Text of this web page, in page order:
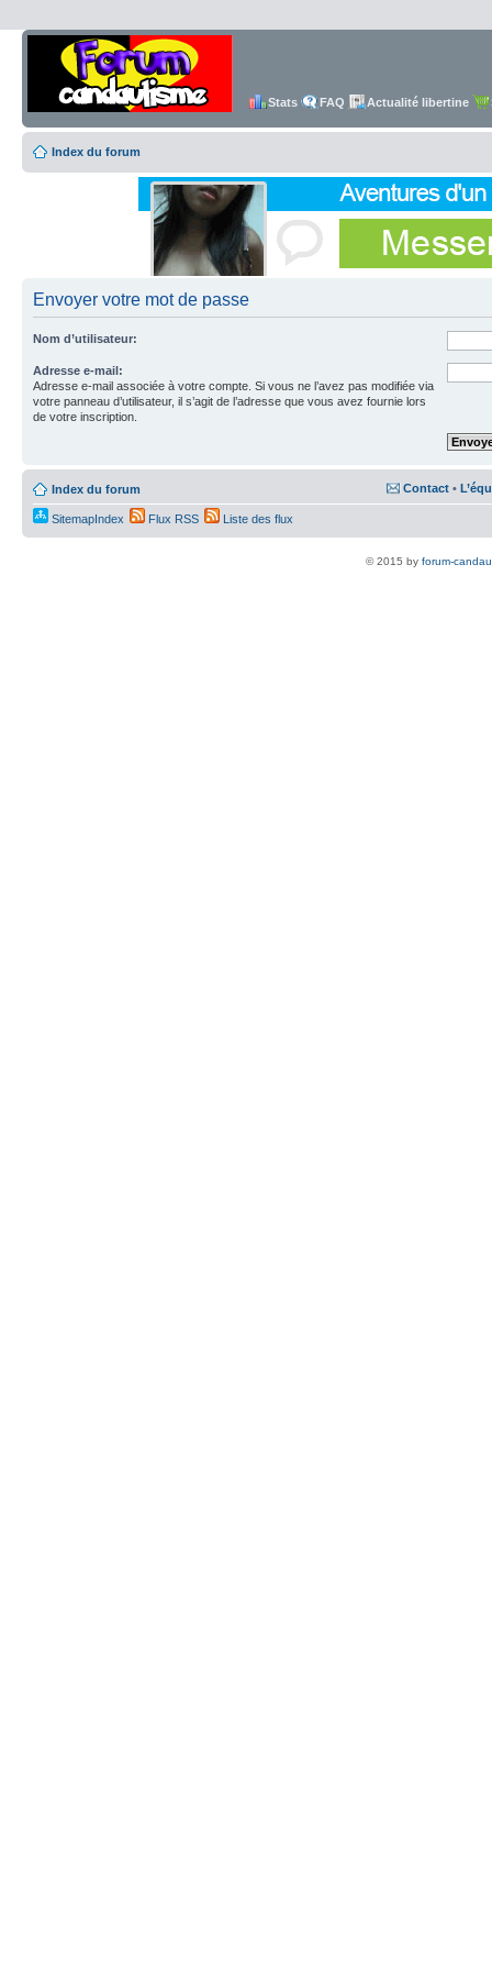
Stats FAQ Actualité libertine
Index du forum
Envoyer votre mot de passe
Nom d’utilisateur:
Adresse e-mail:
Adresse e-mail associée à votre compte. Si vous ne l’avez pas modifiée via
votre panneau d’utilisateur, il s’agit de l’adresse que vous avez fournie lors
de votre inscription.
Index du forum Contact •
SitemapIndex Flux RSS Liste des flux
© 2015 by forum-